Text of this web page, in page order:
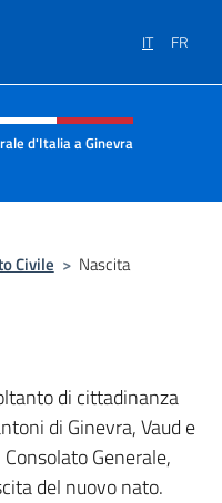
IT FR
e menù
d'Italia a Ginevra
Civile > Nascita
di cittadinanza
di Ginevra, Vaud e
Generale,
del nuovo nato.